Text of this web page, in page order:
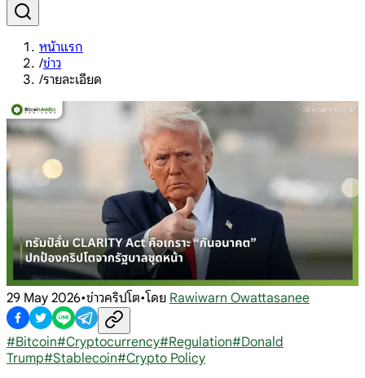
หน้าแรก
/ข่าว
/รายละเอียด
29 May 2026•ข่าวคริปโต•โดย Rawiwarn Owattasanee
#Bitcoin#Cryptocurrency#Regulation#Donald
Trump#Stablecoin#Crypto Policy